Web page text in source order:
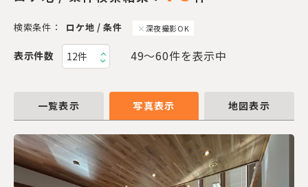
検索条件： ロケ地 / 条件 深夜撮影OK
表示件数 49〜60件を表示中
一覧表示 写真表示 地図表示